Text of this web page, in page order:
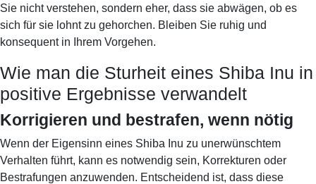
Sie nicht verstehen, sondern eher, dass sie abwägen, ob es
sich für sie lohnt zu gehorchen. Bleiben Sie ruhig und
konsequent in Ihrem Vorgehen.
Wie man die Sturheit eines Shiba Inu in
positive Ergebnisse verwandelt
Korrigieren und bestrafen, wenn nötig
Wenn der Eigensinn eines Shiba Inu zu unerwünschtem
Verhalten führt, kann es notwendig sein, Korrekturen oder
Bestrafungen anzuwenden. Entscheidend ist, dass diese